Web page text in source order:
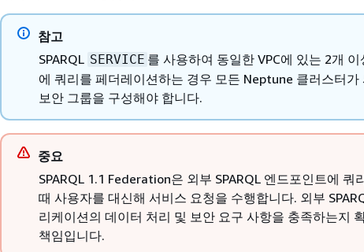
참고
SPARQL SERVICE 를 사용하여 동일한 VPC에 있는 2개
에 쿼리를 페더레이션하는 경우 모든 Neptune 클러스터가
보안 그룹을 구성해야 합니다.
중요
SPARQL 1.1 Federation은 외부 SPARQL 엔드포인트에 쿼
때 사용자를 대신해 서비스 요청을 수행합니다. 외부
리케이션의 데이터 처리 및 보안 요구 사항을 충족하는지
책임입니다.